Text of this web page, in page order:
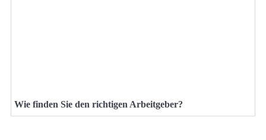
Wie finden Sie den richtigen Arbeitgeber?